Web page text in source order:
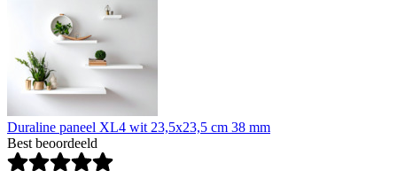
Duraline paneel XL4 wit 23,5x23,5 cm 38 mm
Best beoordeeld